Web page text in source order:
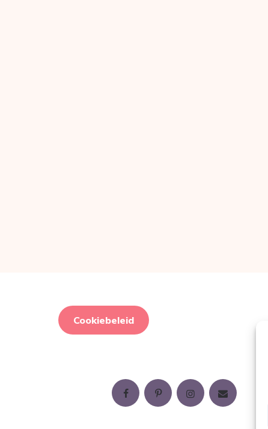
Cookiebeleid